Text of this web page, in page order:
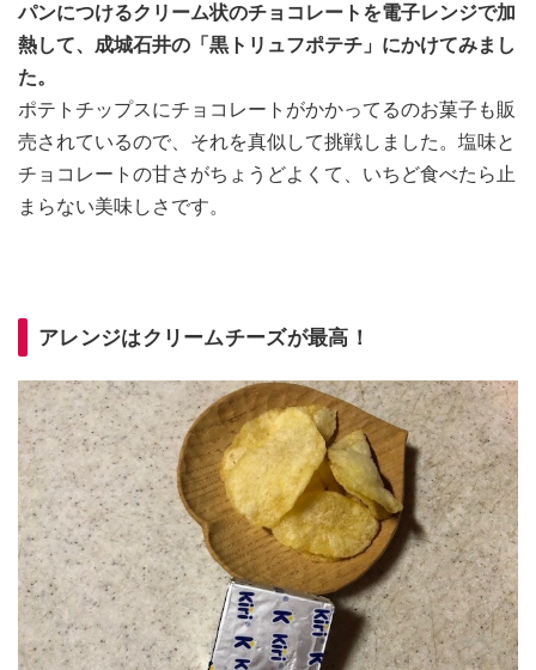
パンにつけるクリーム状のチョコレートを電子レンジで加
熱して、成城石井の「黒トリュフポテチ」にかけてみまし
た。
ポテトチップスにチョコレートがかかってるのお菓子も販
売されているので、それを真似して挑戦しました。塩味と
チョコレートの甘さがちょうどよくて、いちど食べたら止
まらない美味しさです。
アレンジはクリームチーズが最高！